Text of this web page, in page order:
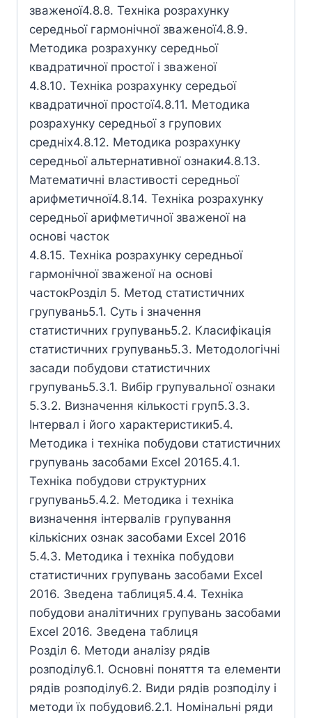
зваженої4.8.8. Техніка розрахунку
середньої гармонічної зваженої4.8.9.
Методика розрахунку середньої
квадратичної простої і зваженої
4.8.10. Техніка розрахунку середьої
квадратичної простої4.8.11. Методика
розрахунку середньої з групових
средніх4.8.12. Методика розрахунку
середньої альтернативної ознаки4.8.13.
Математичні властивості середньої
арифметичної4.8.14. Техніка розрахунку
середньої арифметичної зваженої на
основі часток
4.8.15. Техніка розрахунку середньої
гармонічної зваженої на основі
частокРозділ 5. Метод статистичних
групувань5.1. Суть і значення
статистичних групувань5.2. Класифікація
статистичних групувань5.3. Методологічні
засади побудови статистичних
групувань5.3.1. Вибір групувальної ознаки
5.3.2. Визначення кількості груп5.3.3.
Інтервал і його характеристики5.4.
Методика і техніка побудови статистичних
групувань засобами Excel 20165.4.1.
Техніка побудови структурних
групувань5.4.2. Методика і техніка
визначення інтервалів групування
кількісних ознак засобами Ехсеl 2016
5.4.3. Методика і техніка побудови
статистичних групувань засобами Excel
2016. Зведена таблиця5.4.4. Техніка
побудови аналітичних групувань засобами
Excel 2016. Зведена таблиця
Розділ 6. Методи аналізу рядів
розподілу6.1. Основні поняття та елементи
рядів розподілу6.2. Види рядів розподілу і
методи їх побудови6.2.1. Номінальні ряди